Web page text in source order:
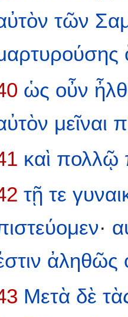
τῶν
ὡς οὖν
μεῖναι
καὶ πολλῷ
τῇ τε
·
ἀληθῶς
Μετὰ δὲ